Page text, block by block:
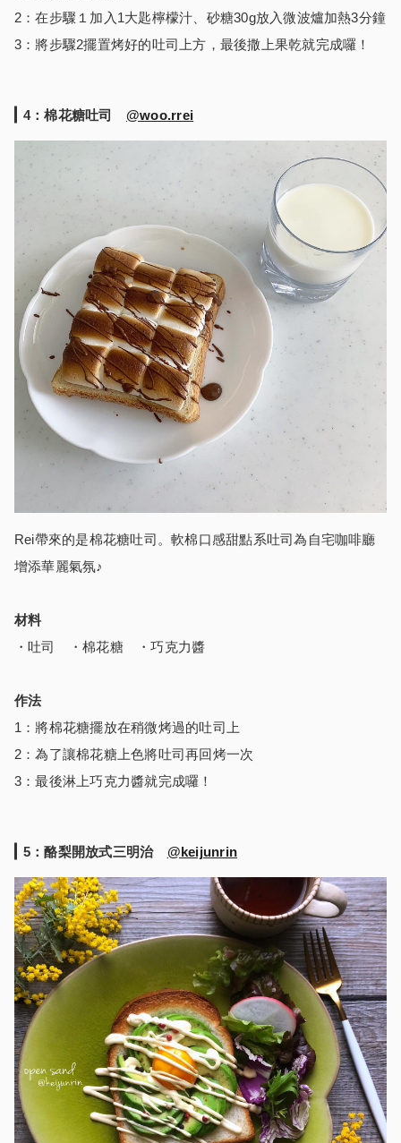
2：在步驟１加入1大匙檸檬汁、砂糖30g放入微波爐加熱3分鐘
3：將步驟2擺置烤好的吐司上方，最後撒上果乾就完成囉！
4：棉花糖吐司 @woo.rrei
Rei帶來的是棉花糖吐司。軟棉口感甜點系吐司為自宅咖啡廳
增添華麗氣氛♪
材料
・吐司 ・棉花糖 ・巧克力醬
作法
1：將棉花糖擺放在稍微烤過的吐司上
2：為了讓棉花糖上色將吐司再回烤一次
3：最後淋上巧克力醬就完成囉！
5 ：酪梨開放式三明治 @keijunrin